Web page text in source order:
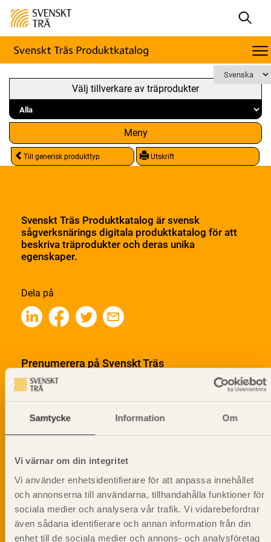
Samtycke Information Om
Vi värnar om din integritet
Vi använder enhetsidentifierare för att anpassa innehållet
och annonserna till användarna, tillhandahålla funktioner för
sociala medier och analysera vår trafik. Vi vidarebefordrar
även sådana identifierare och annan information från din
enhet till de sociala medier och annons- och analysföretag
Välj tillverkare av träprodukter
Meny
Till generisk produkttyp Utskrift
Svenskt Träs Produktkatalog är svensk
sågverksnärings digitala produktkatalog för att
beskriva träprodukter och deras unika
egenskaper.
Dela på
Prenumerera på Svenskt Träs
informationsutskick!